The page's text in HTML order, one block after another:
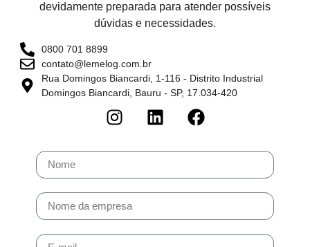
devidamente preparada para atender possíveis
dúvidas e necessidades.
0800 701 8899
contato@lemelog.com.br
Rua Domingos Biancardi, 1-116 - Distrito Industrial
Domingos Biancardi, Bauru - SP, 17.034-420